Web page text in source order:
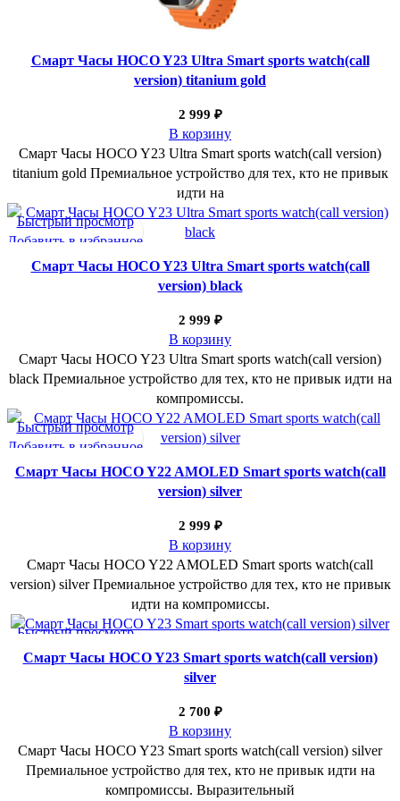
Смарт Часы HOCO Y23 Ultra Smart sports watch(call
version) titanium gold
2 999 ₽
В корзину
Смарт Часы HOCO Y23 Ultra Smart sports watch(call version)
titanium gold Премиальное устройство для тех, кто не привык
идти на
Быстрый просмотр
Добавить в избранное
Смарт Часы HOCO Y23 Ultra Smart sports watch(call
version) black
2 999 ₽
В корзину
Смарт Часы HOCO Y23 Ultra Smart sports watch(call version)
black Премиальное устройство для тех, кто не привык идти на
компромиссы.
Быстрый просмотр
Добавить в избранное
Смарт Часы HOCO Y22 AMOLED Smart sports watch(call
version) silver
2 999 ₽
В корзину
Смарт Часы HOCO Y22 AMOLED Smart sports watch(call
version) silver Премиальное устройство для тех, кто не привык
идти на компромиссы.
Быстрый просмотр
Добавить в избранное
Смарт Часы HOCO Y23 Smart sports watch(call version)
silver
2 700 ₽
В корзину
Смарт Часы HOCO Y23 Smart sports watch(call version) silver
Премиальное устройство для тех, кто не привык идти на
компромиссы. Выразительный